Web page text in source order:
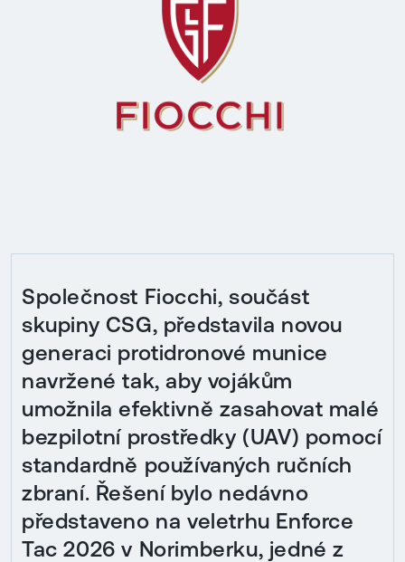
Společnost Fiocchi, součást
skupiny CSG, představila novou
generaci protidronové munice
navržené tak, aby vojákům
umožnila efektivně zasahovat malé
bezpilotní prostředky (UAV) pomocí
standardně používaných ručních
zbraní. Řešení bylo nedávno
představeno na veletrhu Enforce
Tac 2026 v Norimberku, jedné z